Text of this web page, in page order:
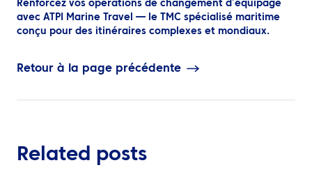
Renforcez vos opérations de changement d’équipage
avec ATPI Marine Travel — le TMC spécialisé maritime
conçu pour des itinéraires complexes et mondiaux.
Retour à la page précédente
Related posts